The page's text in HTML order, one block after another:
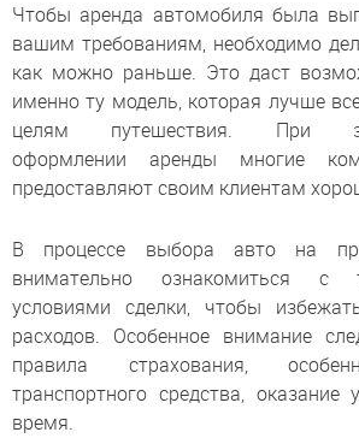
Чтобы аренда автомобиля была
вашим требованиям, необходимо
как можно раньше. Это даст
именно ту модель, которая лучше
целям путешествия. При
оформлении аренды многие
предоставляют своим клиентам
В процессе выбора авто на
внимательно ознакомиться с
условиями сделки, чтобы
расходов. Особенное внимание
правила страхования,
транспортного средства, оказание
время.